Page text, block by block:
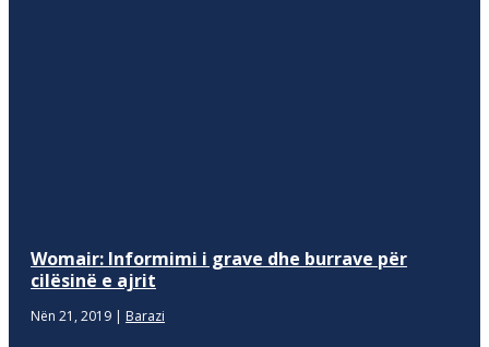
Womair: Informimi i grave dhe burrave për
cilësinë e ajrit
Nën 21, 2019 | Barazi